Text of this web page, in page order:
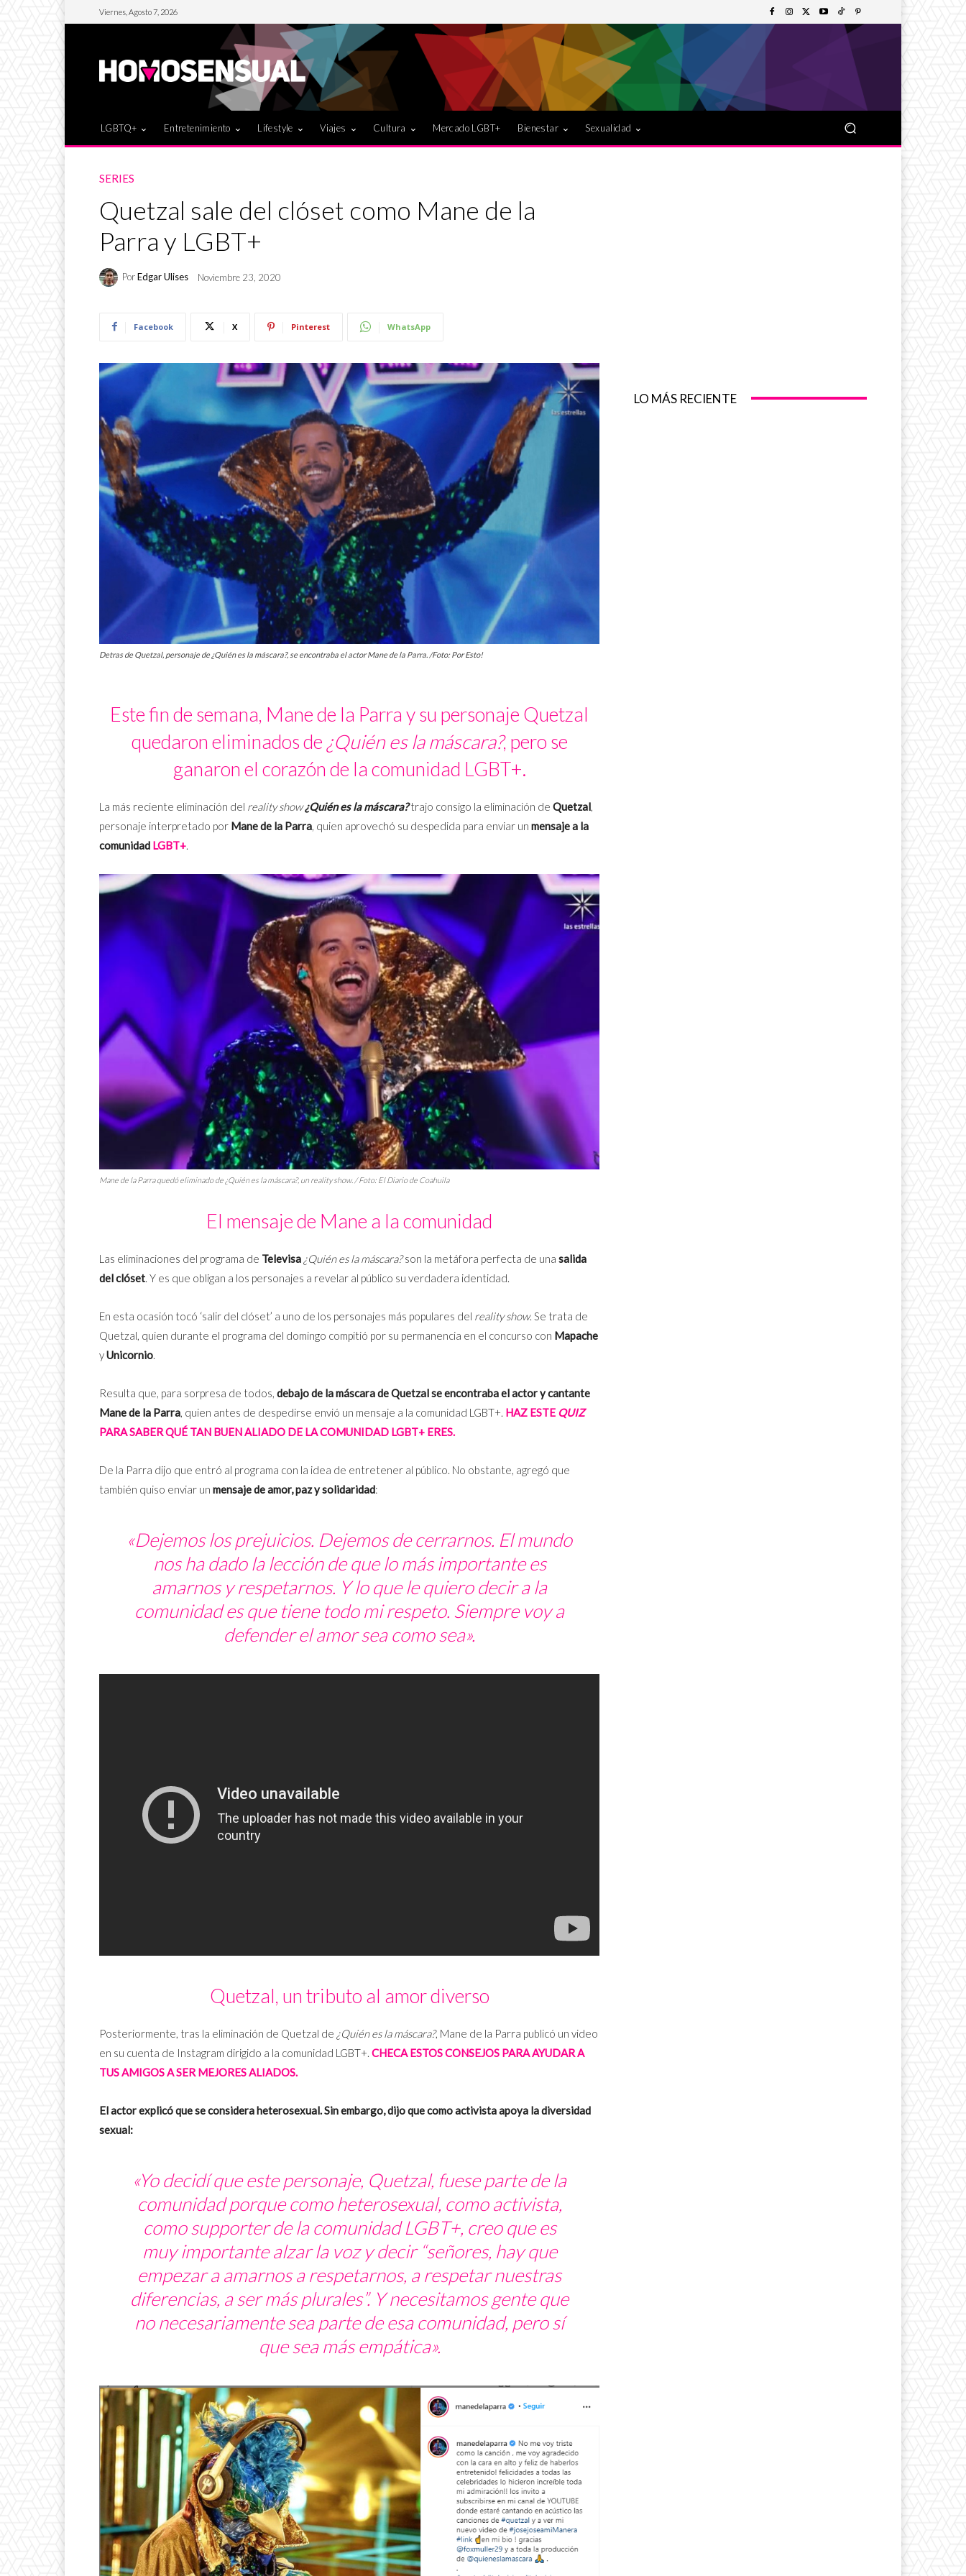
Viernes, Agosto 7, 2026
LGBTQ+ Entretenimiento Lifestyle Viajes Cultura Mercado LGBT+ Bienestar Sexualidad
SERIES
Quetzal sale del clóset como Mane de la
Parra y LGBT+
PorEdgar Ulises Noviembre 23, 2020
Facebook X Pinterest WhatsApp
Detras de Quetzal, personaje de ¿Quién es la máscara?, se encontraba el actor Mane de la Parra. /Foto: Por Esto!
Este fin de semana, Mane de la Parra y su personaje Quetzal
quedaron eliminados de ¿Quién es la máscara?, pero se
ganaron el corazón de la comunidad LGBT+.
La más reciente eliminación del reality show¿Quién es la máscara?trajo consigo la eliminación de Quetzal,
personaje interpretado por Mane de la Parra, quien aprovechó su despedida para enviar un mensaje a la
comunidad LGBT+.
Mane de la Parra quedó eliminado de ¿Quién es la máscara?, un reality show. / Foto: El Diario de Coahuila
El mensaje de Mane a la comunidad
Las eliminaciones del programa de Televisa ¿Quién es la máscara?son la metáfora perfecta de una salida
del clóset. Y es que obligan a los personajes a revelar al público su verdadera identidad.
En esta ocasión tocó ‘salir del clóset’ a uno de los personajes más populares del reality show. Se trata de
Quetzal, quien durante el programa del domingo compitió por su permanencia en el concurso con Mapache
yUnicornio.
Resulta que, para sorpresa de todos, debajo de la máscara de Quetzal se encontraba el actor y cantante
Mane de la Parra, quien antes de despedirse envió un mensaje a la comunidad LGBT+. HAZ ESTE QUIZ
PARA SABER QUÉ TAN BUEN ALIADO DE LA COMUNIDAD LGBT+ ERES.
De la Parra dijo que entró al programa con la idea de entretener al público. No obstante, agregó que
también quiso enviar un mensaje de amor, paz y solidaridad:
«Dejemos los prejuicios. Dejemos de cerrarnos. El mundo
nos ha dado la lección de que lo más importante es
amarnos y respetarnos. Y lo que le quiero decir a la
comunidad es que tiene todo mi respeto. Siempre voy a
defender el amor sea como sea».
Quetzal, un tributo al amor diverso
Posteriormente, tras la eliminación de Quetzal de ¿Quién es la máscara?, Mane de la Parra publicó un video
en su cuenta de Instagram dirigido a la comunidad LGBT+. CHECA ESTOS CONSEJOS PARA AYUDAR A
TUS AMIGOS A SER MEJORES ALIADOS.
El actor explicó que se considera heterosexual. Sin embargo, dijo que como activista apoya la diversidad
sexual:
«Yo decidí que este personaje, Quetzal, fuese parte de la
comunidad porque como heterosexual, como activista,
comosupporterde la comunidad LGBT+, creo que es
muy importante alzar la voz y decir “señores, hay que
empezar a amarnos a respetarnos, a respetar nuestras
diferencias, a ser más plurales”. Y necesitamos gente que
no necesariamente sea parte de esa comunidad, pero sí
que sea más empática».
LO MÁS RECIENTE